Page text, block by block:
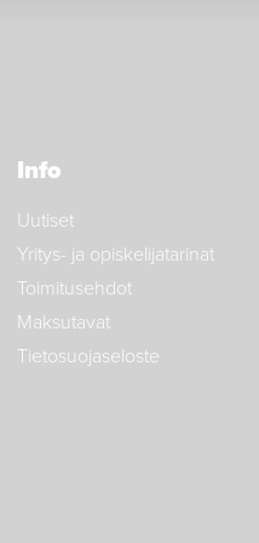
Info
Uutiset
Yritys- ja opiskelijatarinat
Toimitusehdot
Maksutavat
Tietosuojaseloste